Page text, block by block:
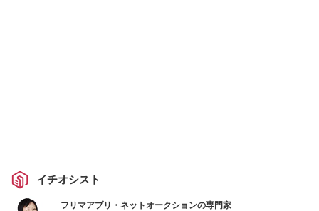
イチオシスト
フリマアプリ・ネットオークションの専門家